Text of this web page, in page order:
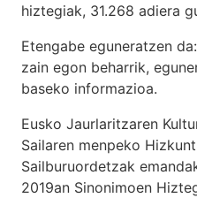
hiztegiak, 31.268 adiera
Etengabe eguneratzen
zain egon beharrik,
baseko informazioa.
Eusko Jaurlaritzaren
Sailaren menpeko
Sailburuordetzak
2019an Sinonimoen